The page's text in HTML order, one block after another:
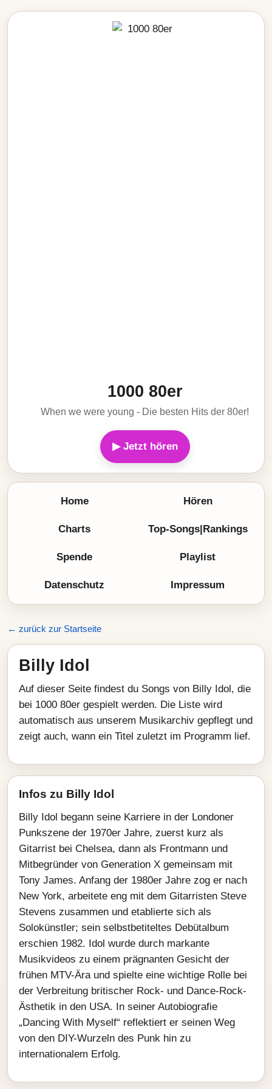
1000 80er
When we were young - Die besten Hits der 80er!
▶ Jetzt hören
Home Hören
Charts Top-Songs|Rankings
Spende Playlist
Datenschutz Impressum
← zurück zur Startseite
Billy Idol
Auf dieser Seite findest du Songs von Billy Idol, die
bei 1000 80er gespielt werden. Die Liste wird
automatisch aus unserem Musikarchiv gepflegt und
zeigt auch, wann ein Titel zuletzt im Programm lief.
Infos zu Billy Idol
Billy Idol begann seine Karriere in der Londoner
Punkszene der 1970er Jahre, zuerst kurz als
Gitarrist bei Chelsea, dann als Frontmann und
Mitbegründer von Generation X gemeinsam mit
Tony James. Anfang der 1980er Jahre zog er nach
New York, arbeitete eng mit dem Gitarristen Steve
Stevens zusammen und etablierte sich als
Solokünstler; sein selbstbetiteltes Debütalbum
erschien 1982. Idol wurde durch markante
Musikvideos zu einem prägnanten Gesicht der
frühen MTV-Ära und spielte eine wichtige Rolle bei
der Verbreitung britischer Rock- und Dance-Rock-
Ästhetik in den USA. In seiner Autobiografie
„Dancing With Myself“ reflektiert er seinen Weg
von den DIY-Wurzeln des Punk hin zu
internationalem Erfolg.